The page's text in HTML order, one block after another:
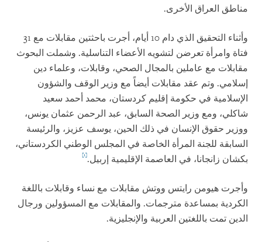
مناطق العراق الأخرى.
وأثناء التحقيق الذي دام 10 أيام، أجرت باحثتين مقابلات مع 31
فتاة وامرأة تعرضن لتشويه الأعضاء التناسلية. وشملت البحوث
مقابلات مع عاملين بالمجال الصحي، وقابلات، وعلماء دين
إسلامي. وتم عقد مقابلات أيضاً مع وزير الوقف والشؤون
الإسلامية في حكومة إقليم كردستان، محمد أحمد سعيد
شاكلي، ومع وزير الصحة السابق، عبد الرحمن عثمان يونس،
ووزير حقوق الإنسان في ذلك الحين، يوسف عزيز، والرئيسة
السابقة للجنة المرأة الخاصة في المجلس الوطني الكردستاني،
بكشان زانجانا، في العاصمة الإقليمية إربيل.[1]
وأجرت هيومن رايتس ووتش مقابلات مع نساء وقابلات باللغة
الكردية بمساعدة مترجمات. والمقابلات مع المسؤولين ورجال
الدين تمت باللغتين العربية والإنجليزية.